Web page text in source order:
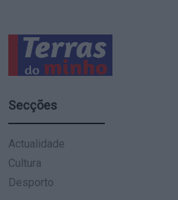
Secções
Actualidade
Cultura
Desporto